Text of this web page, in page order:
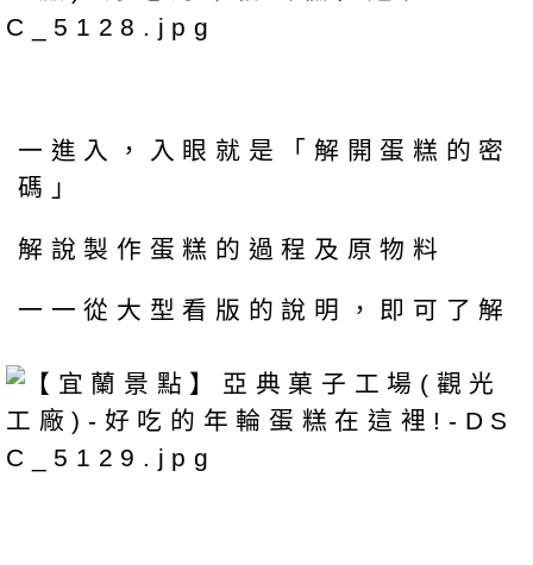
一進入，入眼就是「解開蛋糕的密
碼」
解說製作蛋糕的過程及原物料
一一從大型看版的說明，即可了解